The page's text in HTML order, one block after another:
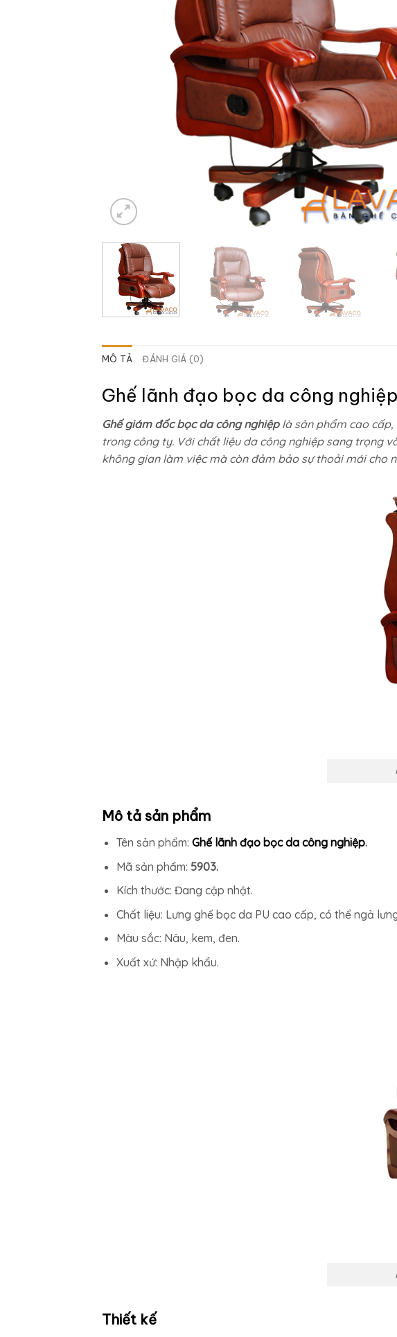
MÔ TẢ ĐÁNH GIÁ (0)
Ghế lãnh đạo bọc da công
Ghế giám đốc bọc da công nghiệplà sản phẩm cao cấp,
trong công ty. Với chất liệu da công nghiệp sang trọng
không gian làm việc mà còn đảm bảo sự thoải mái cho
Mô tả sản phẩm
Tên sản phẩm: Ghế lãnh đạo bọc da công nghiệp.
Mã sản phẩm: 5903.
Kích thước: Đang cập nhật.
Chất liệu: Lưng ghế bọc da PU cao cấp, có thể ngả
Màu sắc: Nâu, kem, đen.
Xuất xứ: Nhập khẩu.
Thiết kế